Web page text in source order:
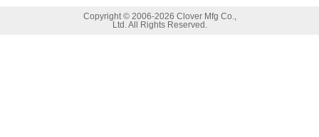
Copyright © 2006-2026 Clover Mfg Co.,
Ltd. All Rights Reserved.